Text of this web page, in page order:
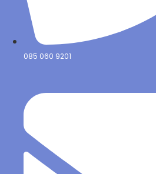
085 060 9201